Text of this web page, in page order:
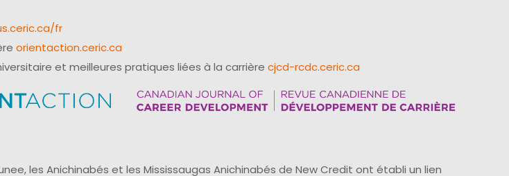
fr
orientaction.ceric.ca
et meilleures pratiques liées à la carrière cjcd-rcdc.ceric.ca
les Anichinabés et les Mississaugas Anichinabés de New Credit ont établi un lien